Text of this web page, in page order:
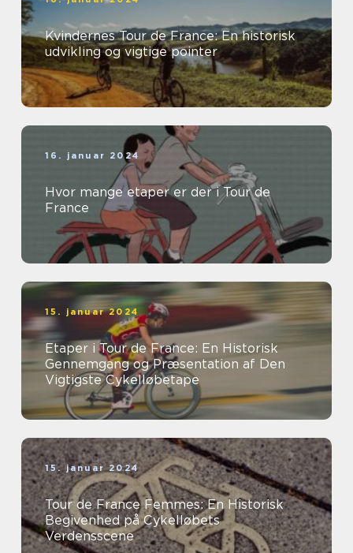
Kvindernes Tour de France: En historisk
udvikling og vigtige pointer
16. januar 2024
Hvor mange etaper er der i Tour de
France
15. januar 2024
Etaper i Tour de France: En Historisk
Gennemgang og Præsentation af Den
Vigtigste Cykelløbetape
15. januar 2024
Tour de France Femmes: En Historisk
Begivenhed på Cykelløbets
Verdensscene